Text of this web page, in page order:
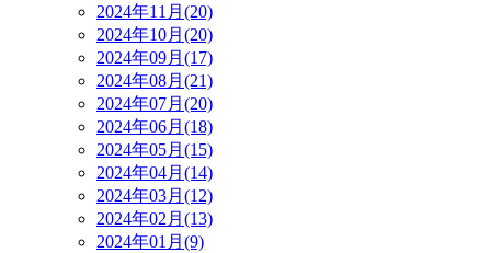
2024年11月(20)
2024年10月(20)
2024年09月(17)
2024年08月(21)
2024年07月(20)
2024年06月(18)
2024年05月(15)
2024年04月(14)
2024年03月(12)
2024年02月(13)
2024年01月(9)